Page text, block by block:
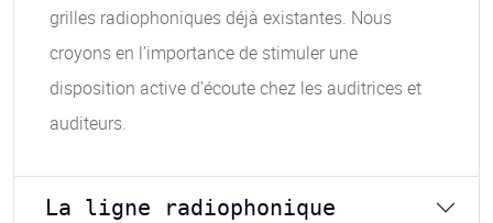
grilles radiophoniques déjà existantes. Nous
croyons en l’importance de stimuler une
disposition active d’écoute chez les auditrices et
auditeurs.
La ligne radiophonique